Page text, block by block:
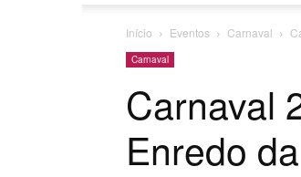
Início Eventos Carnaval
Carnaval
Carnaval
Enredo